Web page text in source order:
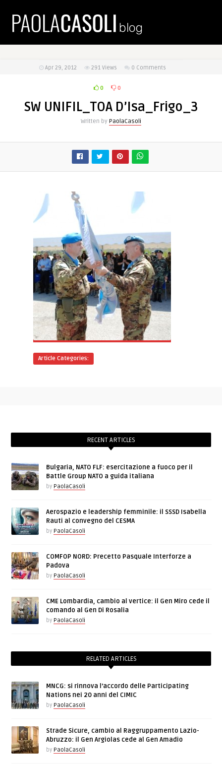
Apr 29, 2012 291 Views 0 Comments
0 0
SW UNIFIL_TOA D’Isa_Frigo_3
Written by PaolaCasoli
Article Categories:
RECENT ARTICLES
Bulgaria, NATO FLF: esercitazione a fuoco per il
Battle Group NATO a guida italiana
by PaolaCasoli
Aerospazio e leadership femminile: il SSSD Isabella
Rauti al convegno del CESMA
by PaolaCasoli
COMFOP NORD: Precetto Pasquale Interforze a
Padova
by PaolaCasoli
CME Lombardia, cambio al vertice: il Gen Miro cede il
comando al Gen Di Rosalia
by PaolaCasoli
RELATED ARTICLES
MNCG: si rinnova l’accordo delle Participating
Nations nei 20 anni del CIMIC
by PaolaCasoli
Strade Sicure, cambio al Raggruppamento Lazio-
Abruzzo: il Gen Argiolas cede al Gen Amadio
by PaolaCasoli